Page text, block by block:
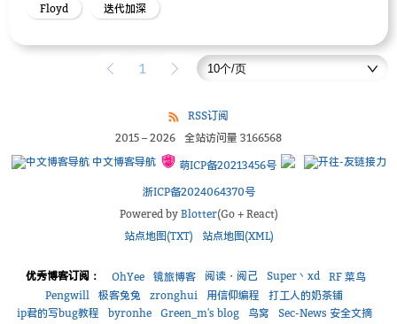
Floyd 迭代加深
1
RSS订阅
2015 – 2026 全站访问量 3166568
中文博客导航
萌ICP备20213456号
浙ICP备2024064370号
Powered by Blotter(Go + React)
站点地图(TXT)
站点地图(XML)
优秀博客订阅： OhYee 镜旅博客 阅读・阅己 Super丶xd
RF 菜鸟
Pengwill
极客兔兔 zronghui 用信仰编程
打工人的奶茶铺
ip君的写bug教程
byronhe Green_m's blog 鸟窝
Sec-News 安全文摘